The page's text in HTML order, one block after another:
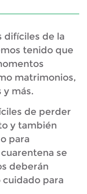
difíciles de la
tenido que
matrimonios,
y más.
de perder
y también
para
se
deberán
para